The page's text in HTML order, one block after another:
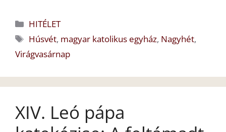
Kategória
HITÉLET
Címkék
Húsvét, magyar katolikus egyház, Nagyhét,
Virágvasárnap
XIV. Leó pápa